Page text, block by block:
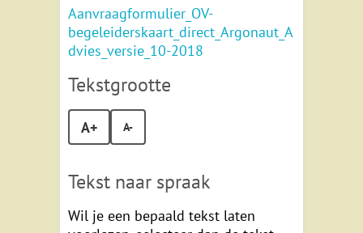
Aanvraagformulier_OV-
begeleiderskaart_direct_Argonaut_A
dvies_versie_10-2018
Tekstgrootte
A+ A-
Tekst naar spraak
Wil je een bepaald tekst laten